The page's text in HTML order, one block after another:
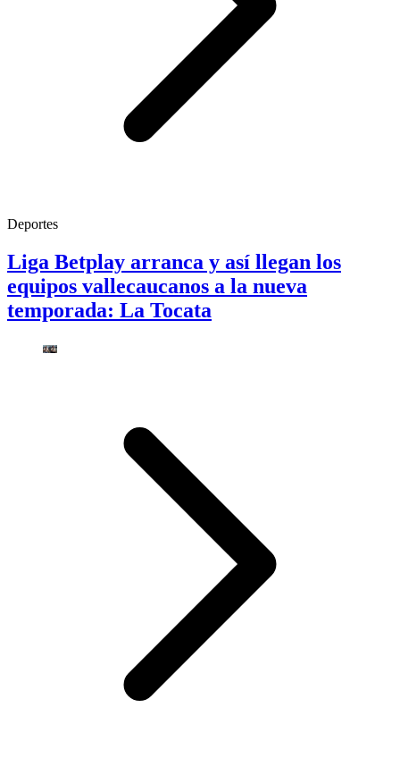
Deportes
Liga Betplay arranca y así llegan los
equipos vallecaucanos a la nueva
temporada: La Tocata